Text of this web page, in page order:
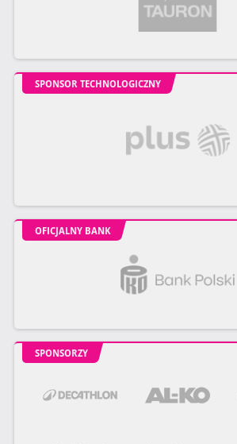
SPONSOR TECHNOLOGICZNY
OFICJALNY BANK
SPONSORZY